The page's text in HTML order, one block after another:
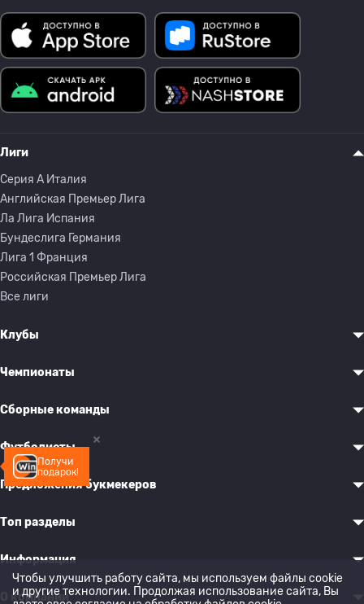
Получи
подарок!
Лиги
Серия A Италия
Английская Премьер Лига
Ла Лига Испания
Бундеслига Германия
Лига 1 Франция
Российская Премьер Лига
Все лиги
Клубы
Чемпионаты
Сборные команды
Футболисты
Предложения букмекеров
Топ разделы
Информация
О компании
Чтобы улучшить работу сайта, мы используем файлы cookie
и другие технологии. Продолжая использование сайта, Вы